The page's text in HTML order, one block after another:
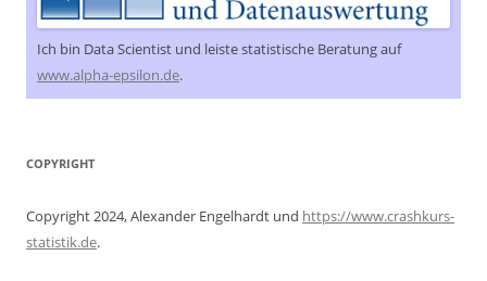
Ich bin Data Scientist und leiste statistische Beratung auf
www.alpha-epsilon.de.
COPYRIGHT
Copyright 2024, Alexander Engelhardt und https://www.crashkurs-
statistik.de.